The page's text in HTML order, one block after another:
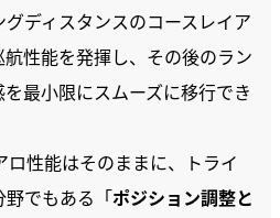
ディスタンスのコースレイア
性能を発揮し、その後のラン
最小限にスムーズに移行でき
性能はそのままに、トライ
野でもある「ポジション調整と